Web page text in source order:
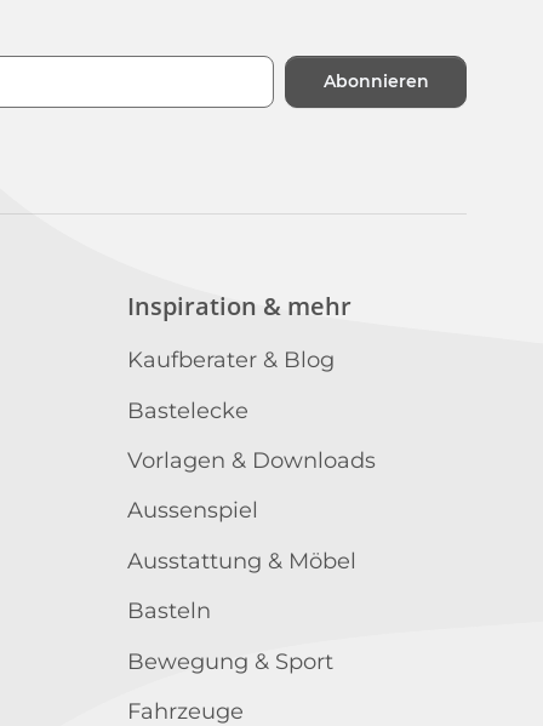
Abonnieren
Inspiration & mehr
Kaufberater & Blog
Bastelecke
Vorlagen & Downloads
Aussenspiel
Ausstattung & Möbel
Basteln
Bewegung & Sport
Fahrzeuge